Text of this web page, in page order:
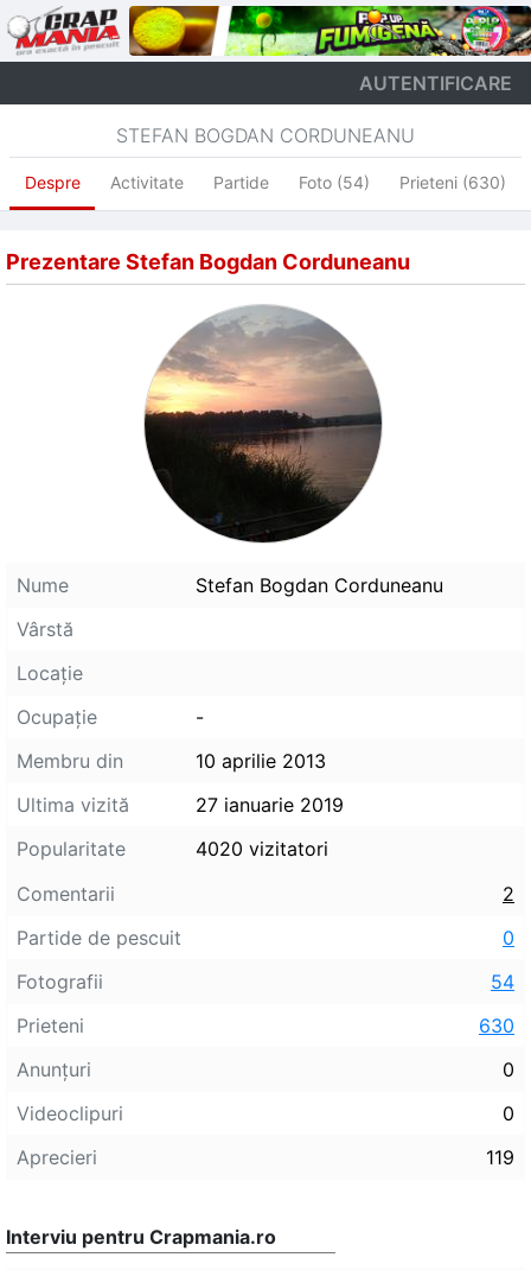
AUTENTIFICARE
STEFAN BOGDAN CORDUNEANU
Despre Activitate Partide Foto (54) Prieteni (630)
Prezentare Stefan Bogdan Corduneanu
Nume
Stefan Bogdan Corduneanu
Vârstă
Locaţie
Ocupaţie
-
Membru din
10 aprilie 2013
Ultima vizită
27 ianuarie 2019
Popularitate
4020 vizitatori
Comentarii
2
Partide de pescuit
0
Fotografii
54
Prieteni
630
Anunţuri
0
Videoclipuri
0
Aprecieri
119
Interviu pentru Crapmania.ro